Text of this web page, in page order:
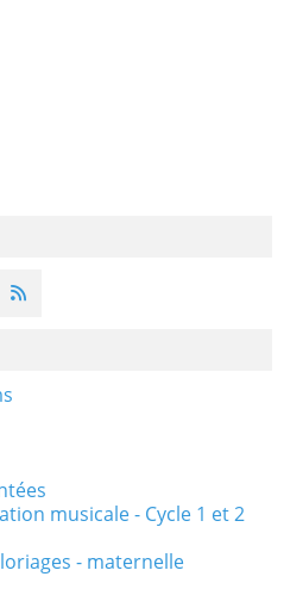
musicale - Cycle 1 et 2
- maternelle